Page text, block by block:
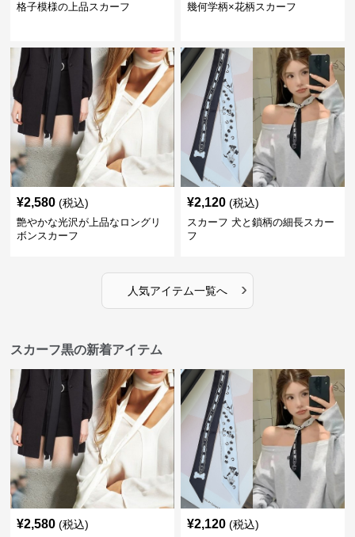
格子模様の上品スカーフ 幾何学柄×花柄スカーフ
¥2,580 (税込)
艶やかな光沢が上品なロングリ
ボンスカーフ
¥2,120 (税込)
スカーフ 犬と鎖柄の細長スカー
フ
人気アイテム一覧へ ›
スカーフ黒の新着アイテム
¥2,580 (税込) ¥2,120 (税込)